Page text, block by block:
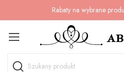
Rabaty na wybrane